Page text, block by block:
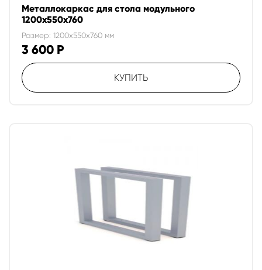
Металлокаркас для стола модульного
1200х550х760
Размер: 1200x550x760 мм
3 600 Р
КУПИТЬ